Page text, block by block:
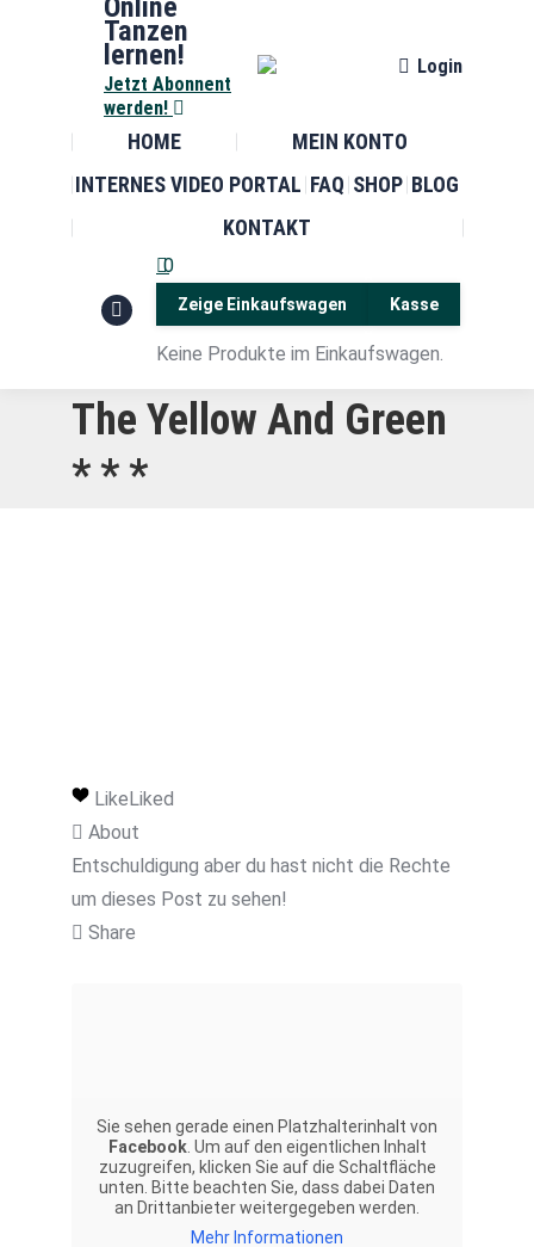
Online
Tanzen
lernen!
Jetzt Abonnent
werden!
Login
HOME
MEIN KONTO
INTERNES VIDEO PORTAL FAQ SHOP BLOG
KONTAKT
Facebook
opens
in
window
0
Zeige Einkaufswagen Kasse
Keine Produkte im Einkaufswagen.
The Yellow And Green
* * *
LikeLiked
About
Entschuldigung aber du hast nicht die Rechte
um dieses Post zu sehen!
Share
Sie sehen gerade einen Platzhalterinhalt von
Facebook. Um auf den eigentlichen Inhalt
zuzugreifen, klicken Sie auf die Schaltfläche
unten. Bitte beachten Sie, dass dabei Daten
an Drittanbieter weitergegeben werden.
Mehr Informationen